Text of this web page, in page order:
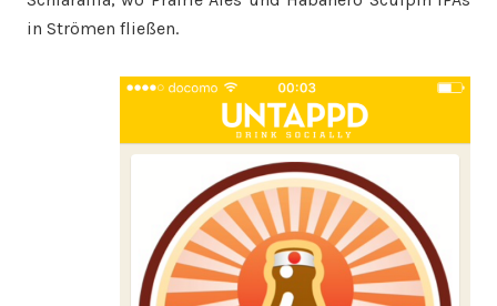
in Strömen fließen.